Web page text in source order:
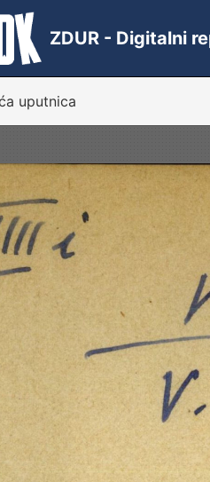
ZDUR - Digitalni
uputnica